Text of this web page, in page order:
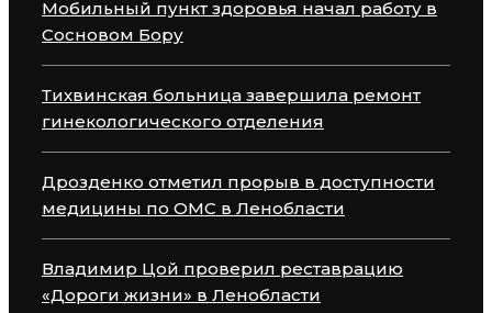
Мобильный пункт здоровья начал работу в
Сосновом Бору
Тихвинская больница завершила ремонт
гинекологического отделения
Дрозденко отметил прорыв в доступности
медицины по ОМС в Ленобласти
Владимир Цой проверил реставрацию
«Дороги жизни» в Ленобласти